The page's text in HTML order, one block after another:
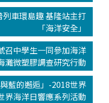
列車環島趣 基隆站主打
「海洋安全」
召中學生一同參加海洋
灘微塑膠調查研究行動
藍的邂逅」-2018世界
界海洋日響應系列活動